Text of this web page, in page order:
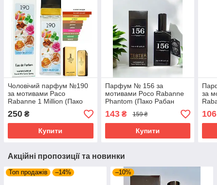
Чоловічий парфум №190
за мотивами Paco
Rabanne 1 Million (Пако
250 ₴
Купити
Парфум № 156 за
мотивами Poco Rabanne
Phantom (Пако Рабан
143₴ 159 ₴
Купити
за
106
Акційні пропозиції та новинки
Топ продажів –14% –10%